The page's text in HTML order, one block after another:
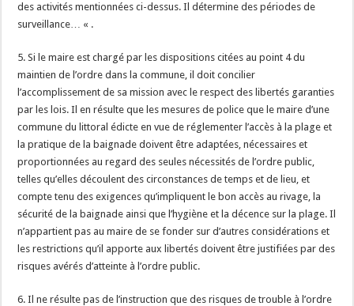
des activités mentionnées ci-dessus. Il détermine des périodes de
surveillance… « .
5. Si le maire est chargé par les dispositions citées au point 4 du
maintien de l’ordre dans la commune, il doit concilier
l’accomplissement de sa mission avec le respect des libertés garanties
par les lois. Il en résulte que les mesures de police que le maire d’une
commune du littoral édicte en vue de réglementer l’accès à la plage et
la pratique de la baignade doivent être adaptées, nécessaires et
proportionnées au regard des seules nécessités de l’ordre public,
telles qu’elles découlent des circonstances de temps et de lieu, et
compte tenu des exigences qu’impliquent le bon accès au rivage, la
sécurité de la baignade ainsi que l’hygiène et la décence sur la plage. Il
n’appartient pas au maire de se fonder sur d’autres considérations et
les restrictions qu’il apporte aux libertés doivent être justifiées par des
risques avérés d’atteinte à l’ordre public.
6. Il ne résulte pas de l’instruction que des risques de trouble à l’ordre